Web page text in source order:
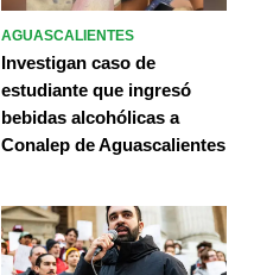
AGUASCALIENTES
Investigan caso de
estudiante que ingresó
bebidas alcohólicas a
Conalep de Aguascalientes